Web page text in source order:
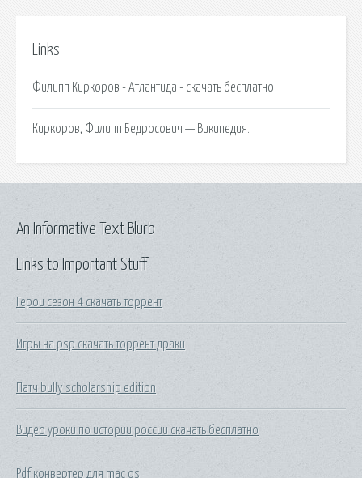
Links
Филипп Киркоров - Атлантида - скачать бесплатно
Киркоров, Филипп Бедросович — Википедия.
Links to Important Stuff
Герои сезон 4 скачать торрент
Игры на psp скачать торрент драки
Патч bully scholarship edition
Видео уроки по истории россии скачать бесплатно
Pdf конвертер для mac os
An Informative Text Blurb